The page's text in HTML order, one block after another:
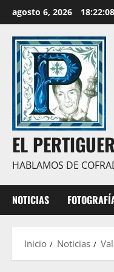
al
contenido
agosto 6, 2026 18:22:10
EL
HABLAMOS DE
NOTICIAS
Inicio Noticias